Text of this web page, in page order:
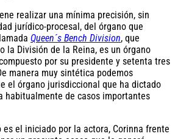
realizar una mínima precisión, sin
jurídico-procesal, del órgano que
Queen´s Bench Division, que
la División de la Reina, es un órgano
por su presidente y setenta tres
manera muy sintética podemos
el órgano jurisdiccional que ha dictado
habitualmente de casos importantes
es el iniciado por la actora, Corinna frente